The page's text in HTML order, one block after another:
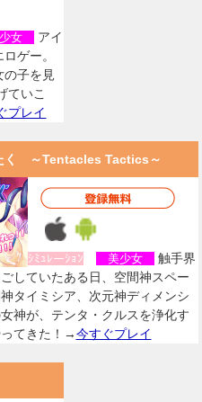
女
アイ
ゲー。
の子を見
ていこ
プレイ
く ～Tentacles Tactics～
ｼﾐｭﾚーｼｮﾝ 美少女
触手界
していたある日、空間神スペー
タイミシア、次元神ディメンシ
神が、テンタ・クルスを浄化す
てきた！→今すぐプレイ